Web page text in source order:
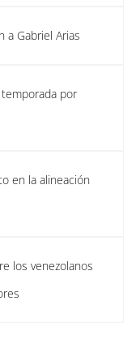
a Gabriel Arias
por
en la alineación
los venezolanos